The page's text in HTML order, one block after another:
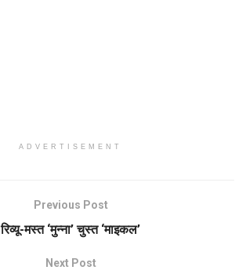
ADVERTISEMENT
Previous Post
रिव्यू-मस्त ‘मुन्ना’ चुस्त ‘माइकल’
Next Post